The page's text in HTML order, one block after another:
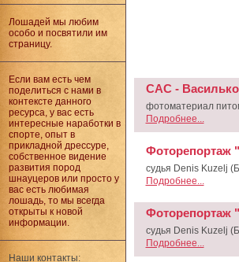
Лошадей мы любим
особо и посвятили им
страницу.
Если вам есть чем
поделиться с нами в
контексте данного
ресурса, у вас есть
интересные наработки в
спорте, опыт в
прикладной дрессуре,
собственное видение
развития пород
шнауцеров или просто у
вас есть любимая
лошадь, то мы всегда
открыты к новой
информации.
Наши контакты:
CAC -
фотоматериал
Подробнее...
Фоторепортаж
судья Denis Kuzelj
Подробнее...
Фоторепортаж
судья Denis Kuzelj
Подробнее...